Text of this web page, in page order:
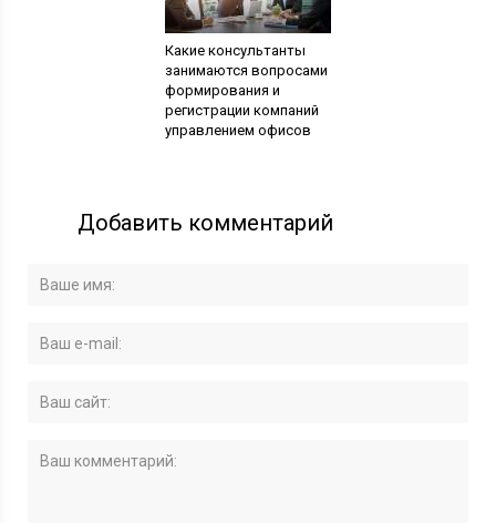
Какие консультанты
занимаются вопросами
формирования и
регистрации компаний
управлением офисов
Добавить комментарий